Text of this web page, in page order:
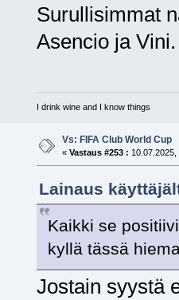
Surullisimmat
Asencio ja Vini.
I drink wine and I know things
Vs: FIFA Club World Cup
« Vastaus #253 :
Lainaus
Kaikki se
kyllä tässä
Jostain syystä